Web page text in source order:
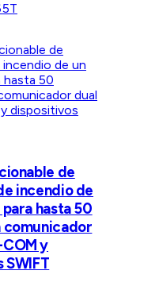
de
incendio de
para hasta 50
comunicador
y